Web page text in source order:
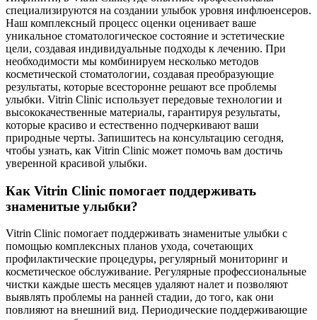
специализируются на создании улыбок уровня инфлюенсеров.
Наш комплексный процесс оценки оценивает ваше
уникальное стоматологическое состояние и эстетические
цели, создавая индивидуальные подходы к лечению. При
необходимости мы комбинируем несколько методов
косметической стоматологии, создавая преобразующие
результаты, которые всесторонне решают все проблемы
улыбки. Vitrin Clinic использует передовые технологии и
высококачественные материалы, гарантируя результаты,
которые красиво и естественно подчеркивают ваши
природные черты. Запишитесь на консультацию сегодня,
чтобы узнать, как Vitrin Clinic может помочь вам достичь
уверенной красивой улыбки.
Как Vitrin Clinic помогает поддерживать
знаменитые улыбки?
Vitrin Clinic помогает поддерживать знаменитые улыбки с
помощью комплексных планов ухода, сочетающих
профилактические процедуры, регулярный мониторинг и
косметическое обслуживание. Регулярные профессиональные
чистки каждые шесть месяцев удаляют налет и позволяют
выявлять проблемы на ранней стадии, до того, как они
повлияют на внешний вид. Периодические поддерживающие